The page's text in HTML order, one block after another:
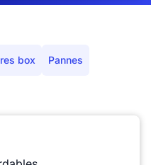
box Pannes